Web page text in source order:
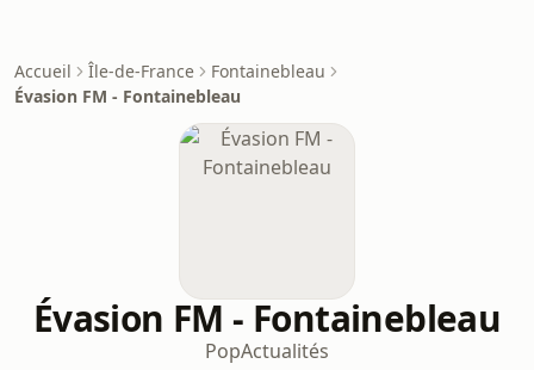
Accueil Île-de-France
Fontainebleau
Évasion FM - Fontainebleau
Évasion FM - Fontainebleau
PopActualités